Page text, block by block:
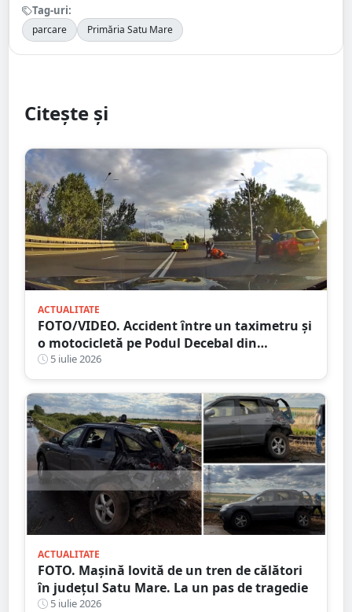
Tag-uri:
parcare Primăria Satu Mare
Citește și
ACTUALITATE
FOTO/VIDEO. Accident între un taximetru și
o motocicletă pe Podul Decebal din
municipiul Satu Mare
5 iulie 2026
ACTUALITATE
FOTO. Mașină lovită de un tren de călători
în județul Satu Mare. La un pas de tragedie
5 iulie 2026